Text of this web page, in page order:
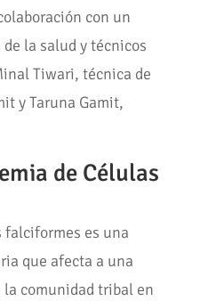
con un
la salud y técnicos
Tiwari, técnica de
y Taruna Gamit,
de Células
falciformes es una
que afecta a una
comunidad tribal en